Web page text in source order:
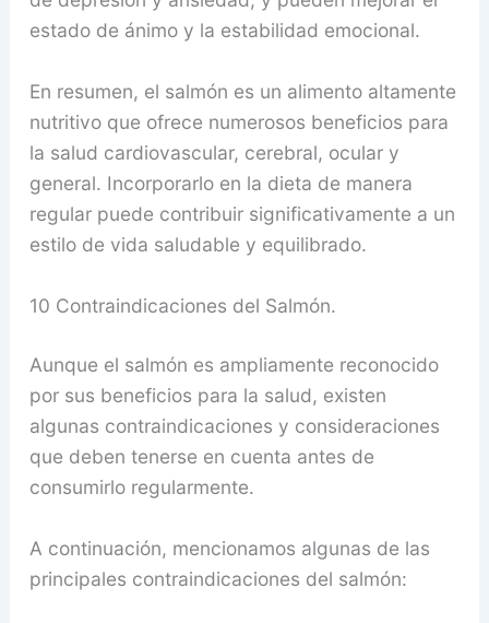
estado de ánimo y la estabilidad emocional.
En resumen, el salmón es un alimento altamente
nutritivo que ofrece numerosos beneficios para
la salud cardiovascular, cerebral, ocular y
general. Incorporarlo en la dieta de manera
regular puede contribuir significativamente a un
estilo de vida saludable y equilibrado.
10 Contraindicaciones del Salmón.
Aunque el salmón es ampliamente reconocido
por sus beneficios para la salud, existen
algunas contraindicaciones y consideraciones
que deben tenerse en cuenta antes de
consumirlo regularmente.
A continuación, mencionamos algunas de las
principales contraindicaciones del salmón: